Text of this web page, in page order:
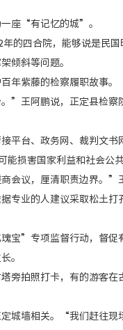
座“有记忆的城”。
四合院，能够说是民国
倾斜等问题。
紫藤的检察履职故事。
阿鹏说，正定县检察
、政务网、裁判文书
损害国家利益和社会公
议，厘清职责边界。”
专业的人建议采取松土
”专项监督行动，督促
。
拍照打卡，有的游客在
墙相关。“我们赶往现